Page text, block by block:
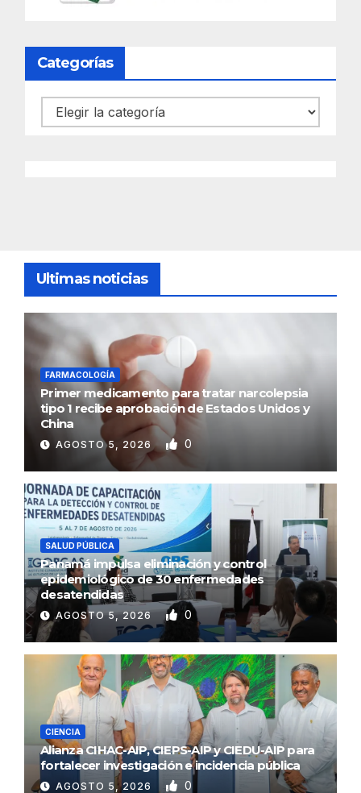
Categorías
Categorías
Ultimas noticias
FARMACOLOGÍA
Primer medicamento para tratar narcolepsia
tipo 1 recibe aprobación de Estados Unidos y
China
AGOSTO 5, 2026 0
SALUD PÚBLICA
Panamá impulsa eliminación y control
epidemiológico de 30 enfermedades
desatendidas
AGOSTO 5, 2026 0
CIENCIA
Alianza CIHAC-AIP, CIEPS-AIP y CIEDU-AIP para
fortalecer investigación e incidencia pública
AGOSTO 5, 2026 0